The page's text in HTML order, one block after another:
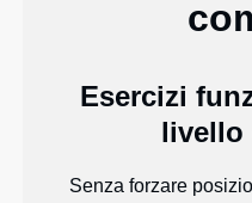
Esercizi
livello
Senza forzare